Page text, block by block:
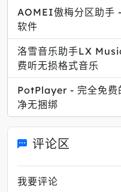
AOMEI傲梅分区助手
软件
洛雪音乐助手LX
费听无损格式音乐
PotPlayer - 完全免费
净无捆绑
评论区
我要评论